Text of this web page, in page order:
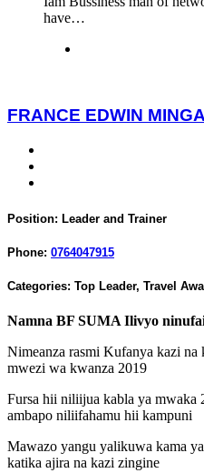
have…
FRANCE EDWIN MINGA
Position: Leader and Trainer
Phone: 0764047915
Categories: Top Leader, Travel
Namna BF SUMA Ilivyo
Nimeanza rasmi Kufanya kazi
mwezi wa kwanza 2019
Fursa hii niliijua kabla ya mwaka
ambapo niliifahamu hii kampuni
Mawazo yangu yalikuwa kama
katika ajira na kazi zingine